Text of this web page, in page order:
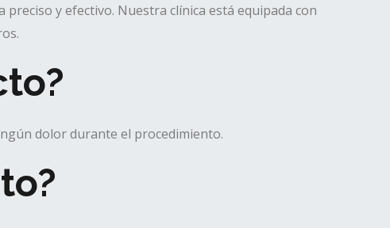
y efectivo. Nuestra clínica está equipada con
dolor durante el procedimiento.